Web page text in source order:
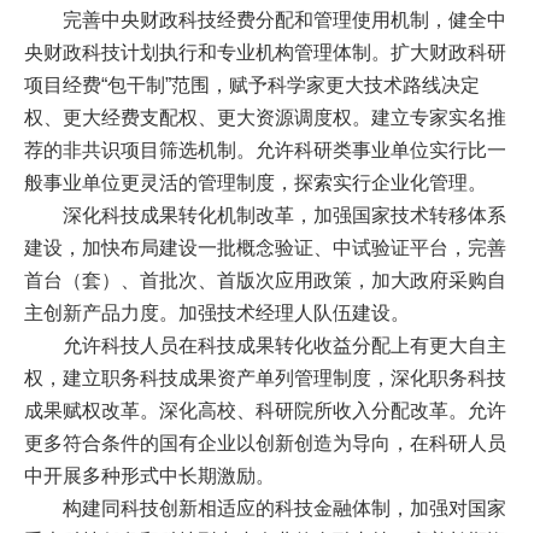
完善中央财政科技经费分配和管理使用机制，健全中
央财政科技计划执行和专业机构管理体制。扩大财政科研
项目经费“包干制”范围，赋予科学家更大技术路线决定
权、更大经费支配权、更大资源调度权。建立专家实名推
荐的非共识项目筛选机制。允许科研类事业单位实行比一
般事业单位更灵活的管理制度，探索实行企业化管理。
深化科技成果转化机制改革，加强国家技术转移体系
建设，加快布局建设一批概念验证、中试验证平台，完善
首台（套）、首批次、首版次应用政策，加大政府采购自
主创新产品力度。加强技术经理人队伍建设。
允许科技人员在科技成果转化收益分配上有更大自主
权，建立职务科技成果资产单列管理制度，深化职务科技
成果赋权改革。深化高校、科研院所收入分配改革。允许
更多符合条件的国有企业以创新创造为导向，在科研人员
中开展多种形式中长期激励。
构建同科技创新相适应的科技金融体制，加强对国家